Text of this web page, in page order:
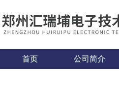
首页 公司简介